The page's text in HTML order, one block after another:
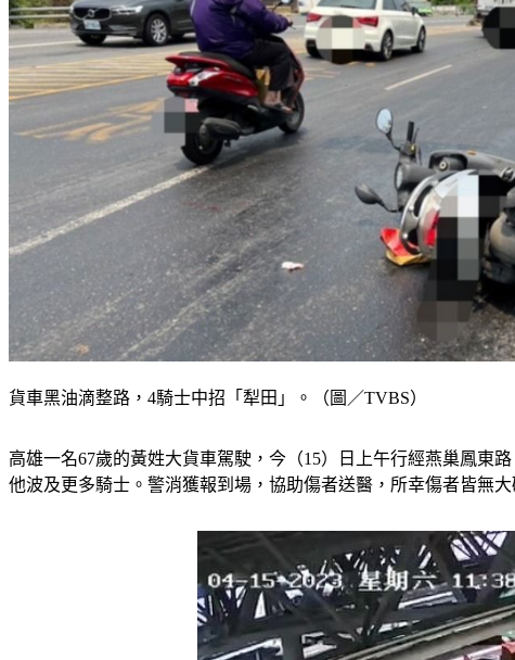
貨車黑油滴整路，4騎士中招「犁田」。（圖／TVBS）
高雄一名67歲的黃姓大貨車駕駛，今（15）日上午行經燕巢鳳東
他波及更多騎士。警消獲報到場，協助傷者送醫，所幸傷者皆無